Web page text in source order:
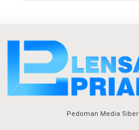
Pedoman Media Siber